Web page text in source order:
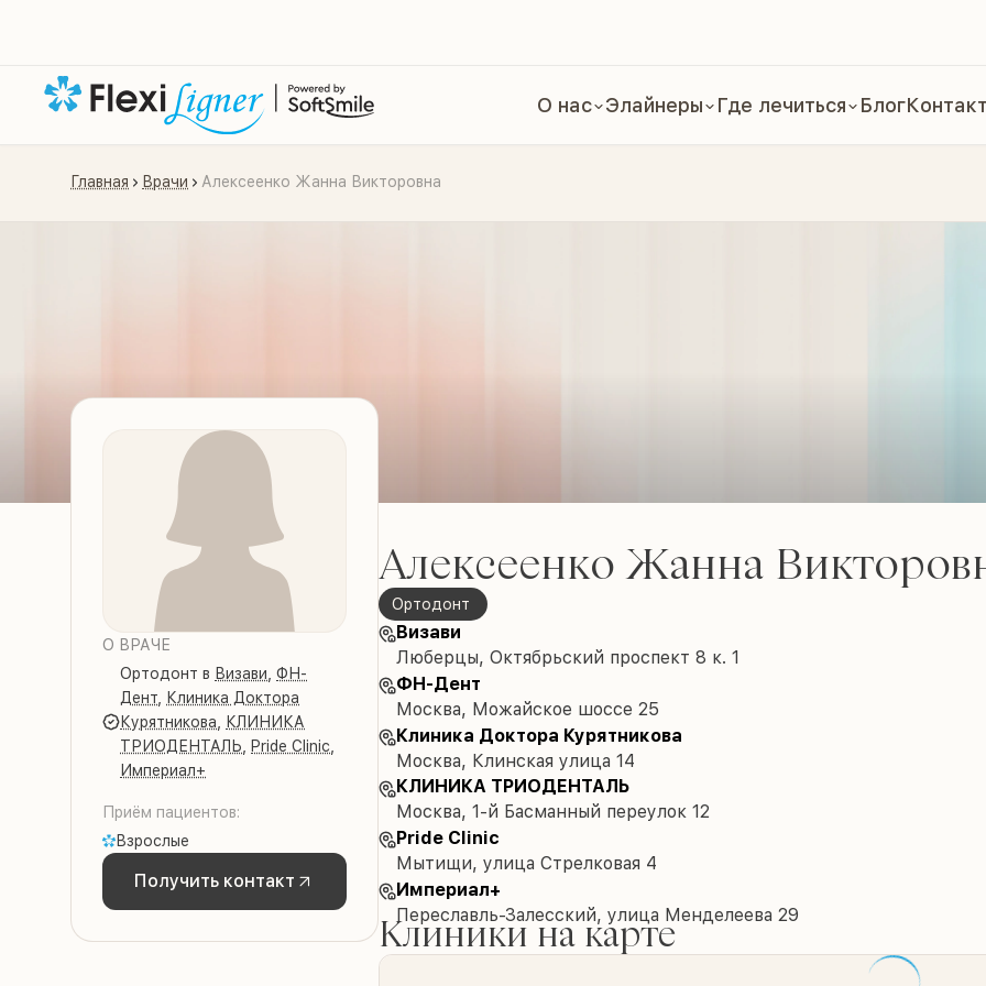
О нас Элайнеры Где лечиться Блог
Главная Врачи Алексеенко Жанна Викторовна
О ВРАЧЕ
Ортодонт в Визави ФН-
Дент
Клиника Доктора
Курятникова
КЛИНИКА
ТРИОДЕНТАЛЬ
Pride Clinic
Империал+
Приём пациентов:
Взрослые
Получить контакт
Алексеенко Жанна
Ортодонт
Визави
Люберцы, Октябрьский проспект 8 к. 1
ФН-Дент
Москва, Можайское шоссе 25
Клиника Доктора Курятникова
Москва, Клинская улица 14
КЛИНИКА ТРИОДЕНТАЛЬ
Москва, 1-й Басманный переулок 12
Pride Clinic
Мытищи, улица Стрелковая 4
Империал+
Переславль-Залесский, улица Менделеева 29
Клиники на карте